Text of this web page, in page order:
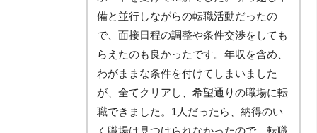
備と並行しながらの転職活動だったの
で、面接日程の調整や条件交渉をしても
らえたのも良かったです。年収を含め、
わがままな条件を付けてしまいました
が、全てクリアし、希望通りの職場に転
職できました。1人だったら、納得のい
く職場は見つけられなかったので、転職